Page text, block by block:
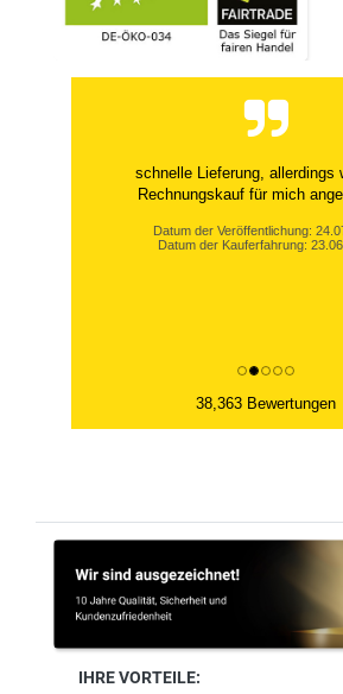
schnelle Lieferung, allerdings
Rechnungskauf für mich
Datum der Veröffentlichung:
Datum der Kauferfahrung:
38,363 Bewertungen
IHRE VORTEILE: